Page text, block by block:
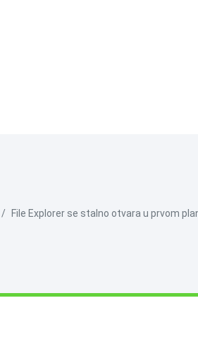
File Explorer se stalno otvara u prvom